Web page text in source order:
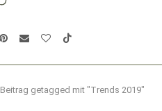
Beitrag getagged mit "Trends 2019"